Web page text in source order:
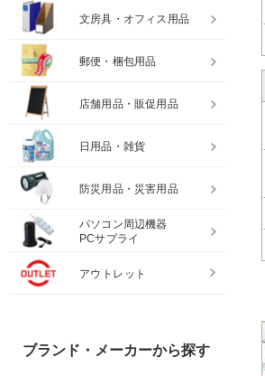
文房具・オフィス用品
郵便・梱包用品
店舗用品・販促用品
日用品・雑貨
防災用品・災害用品
パソコン周辺機器
PCサプライ
アウトレット
ブランド・メーカーから探す